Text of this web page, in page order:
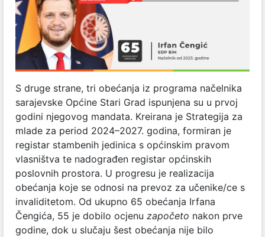
S druge strane, tri obećanja iz programa načelnika
sarajevske Općine Stari Grad ispunjena su u prvoj
godini njegovog mandata. Kreirana je Strategija za
mlade za period 2024–2027. godina, formiran je
registar stambenih jedinica s općinskim pravom
vlasništva te nadograđen registar općinskih
poslovnih prostora. U progresu je realizacija
obećanja koje se odnosi na prevoz za učenike/ce s
invaliditetom. Od ukupno 65 obećanja Irfana
Čengića, 55 je dobilo ocjenu započeto nakon prve
godine, dok u slučaju šest obećanja nije bilo